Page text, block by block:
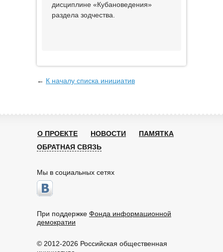
дисциплине «Кубановедения»
раздела зодчества.
← К началу списка инициатив
© 2012-2026 Российская общественная
О ПРОЕКТЕ НОВОСТИ
ПАМЯТКА
ОБРАТНАЯ СВЯЗЬ
Мы в социальных сетях
При поддержке Фонда информационной
демократии